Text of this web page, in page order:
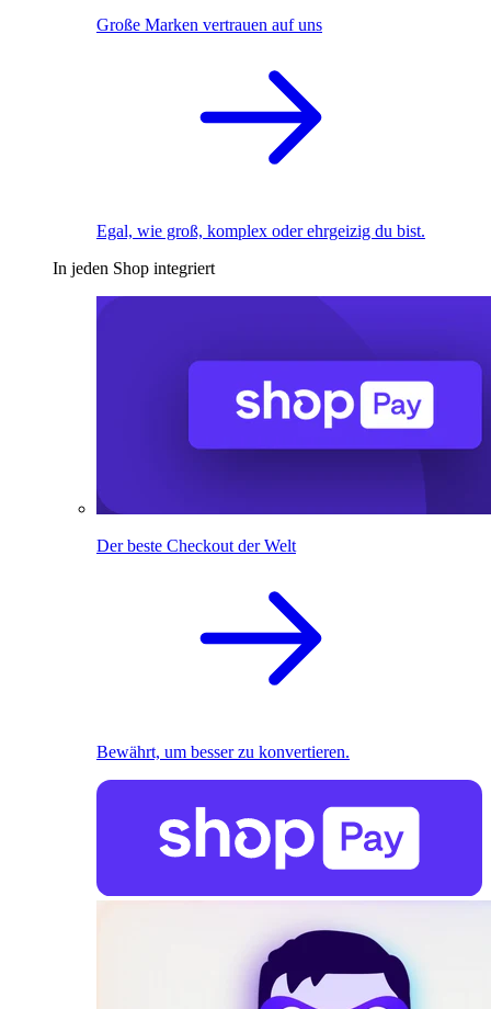
Große Marken vertrauen auf uns
Egal, wie groß, komplex oder ehrgeizig du bist.
In jeden Shop integriert
Der beste Checkout der Welt
Bewährt, um besser zu konvertieren.